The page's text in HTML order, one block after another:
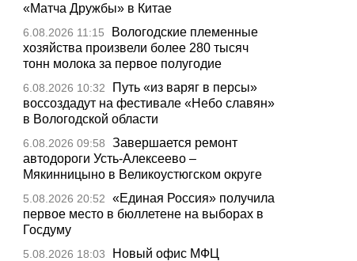
«Матча Дружбы» в Китае
6.08.2026 11:15
Вологодские племенные
хозяйства произвели более 280 тысяч
тонн молока за первое полугодие
6.08.2026 10:32
Путь «из варяг в персы»
воссоздадут на фестивале «Небо славян»
в Вологодской области
6.08.2026 09:58
Завершается ремонт
автодороги Усть-Алексеево –
Мякинницыно в Великоустюгском округе
5.08.2026 20:52
«Единая Россия» получила
первое место в бюллетене на выборах в
Госдуму
5.08.2026 18:03
Новый офис МФЦ